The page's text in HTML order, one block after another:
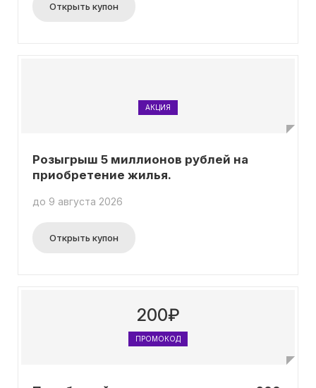
Открыть купон
АКЦИЯ
Розыгрыш 5 миллионов рублей на
приобретение жилья.
до 9 августа 2026
Открыть купон
200₽
ПРОМОКОД